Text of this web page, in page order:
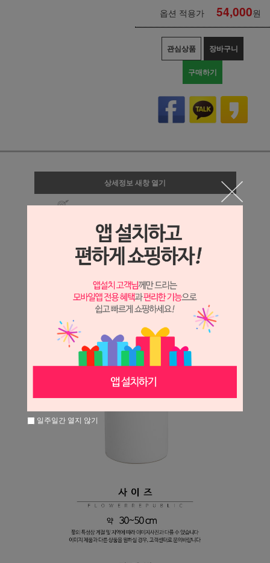
옵션 적용가 54,000원
관심상품 장바구니
구매하기
상세정보 새창 열기
일주일간 열지 않기